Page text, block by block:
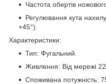
Частота обертів
Регулювання кута
+45°).
Характеристики:
Тип: Фугальний.
Живлення: Від мережі
Споживана потужність: